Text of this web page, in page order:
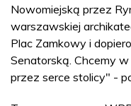
Nowomiejską przez
warszawskiej
Plac Zamkowy i
Senatorską. Chcemy
przez serce stolicy" -